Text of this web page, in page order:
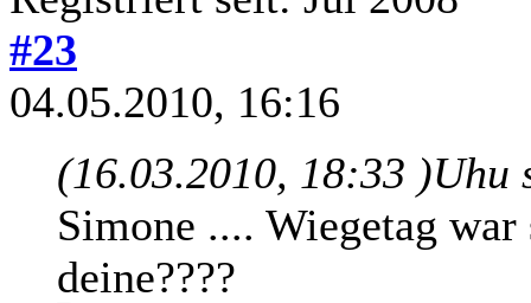
#23
04.05.2010, 16:16
(16.03.2010, 18:33 )Uhu
Simone .... Wiegetag
deine????